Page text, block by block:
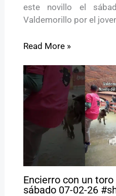
este novillo el
Valdemorillo por el
Read More »
Encierro con un
sábado 07-02-26